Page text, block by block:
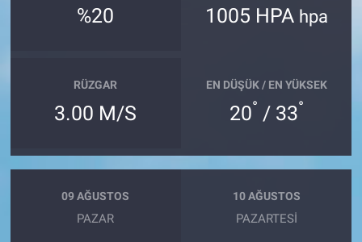
%20 1005 HPA hpa
RÜZGAR
3.00 M/S
EN DÜŞÜK / EN YÜKSEK
20° / 33°
09 AĞUSTOS
PAZAR
10 AĞUSTOS
PAZARTESI